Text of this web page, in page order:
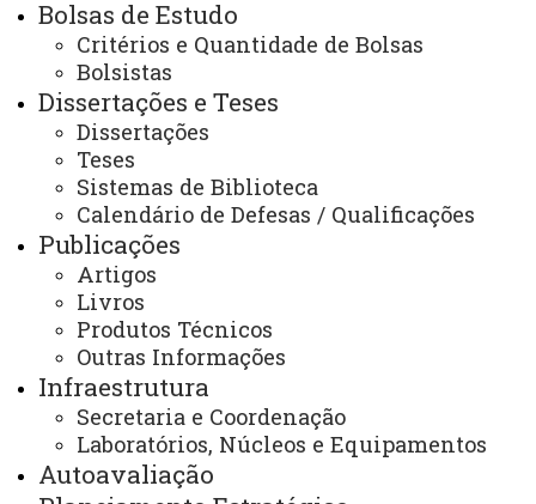
Bolsas de Estudo
Critérios e Quantidade de Bolsas
Bolsistas
Dissertações e Teses
Dissertações
Teses
Sistemas de Biblioteca
Calendário de Defesas / Qualificações
Publicações
Artigos
Livros
Produtos Técnicos
Outras Informações
Infraestrutura
Secretaria e Coordenação
Laboratórios, Núcleos e Equipamentos
Autoavaliação
orientador/orientando estabelecida pela área de
avaliação da Capes da qual pertence o Programa;
II - espaço físico e infraestrutura de pesquisa.
Parágrafo único:Em caso de alteração do limite
máximo de vagas a solicitação deve ser feita pelo
Colegiado do Programa e aprovada pelo Conselho de
Centro e Conselho de Ensino, Pesquisa e Extensão
(Cepe).
Art. 41.As vagas ofertadas pelo Programa são
divulgadas em edital público lançado pela coordenação,
e apreciado pelo Colegiado, no qual constam critério de
seleção, prazos, requisitos para inscrição, datas dos
exames de seleção e outras informações consideradas
relevantes.